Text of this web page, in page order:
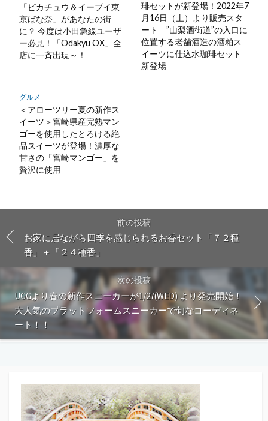
「ピカチュウ＆イーブイ東
京ばな奈」があなたの街
に？ 今度は小田急線ユーザ
ー必見！「Odakyu OX」全
店に一斉出現～！
琲セットが新登場！2022年7
月16日（土）より販売スタ
ート ”山梨酒街道”の入口に
位置する老舗酒造の酒粕ス
イーツに仕込水珈琲セット
新登場
グルメ
＜アローツリー夏の新作ス
イーツ＞宮崎県産完熟マン
ゴーを使用したとろける絶
品スイーツが登場！濃厚な
甘さの「宮崎マンゴー」を
贅沢に使用
前の投稿
お家に居ながら四季を感じられるお香セット「７２種
香」＋「２４種香」
次の投稿
UGGより春の新作スニーカーが1/27(WED) より発売開始！
大人気のプラットフォームスニーカーで旬なコーディネ
ート！！